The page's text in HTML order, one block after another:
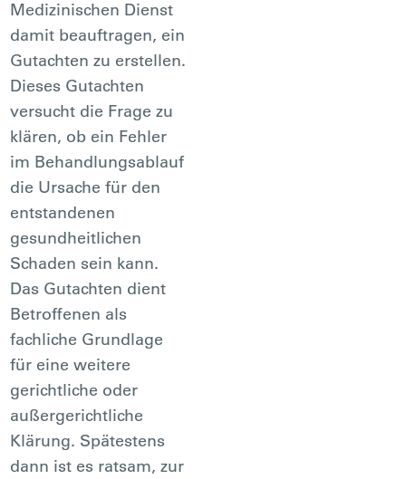
Medizinischen Dienst
damit beauftragen, ein
Gutachten zu erstellen.
Dieses Gutachten
versucht die Frage zu
klären, ob ein Fehler
im Behandlungsablauf
die Ursache für den
entstandenen
gesundheitlichen
Schaden sein kann.
Das Gutachten dient
Betroffenen als
fachliche Grundlage
für eine weitere
gerichtliche oder
außergerichtliche
Klärung. Spätestens
dann ist es ratsam, zur